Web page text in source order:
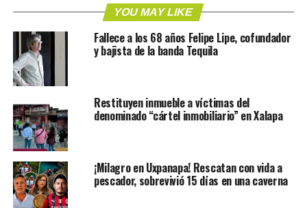
bombardeado con una sentencia repetida hasta el
“México está en crisis”. Desde algunos medios
tradicionales, opinadores de siempre y voceros del viejo
régimen, se insiste en que el país vive un colapso
institucional, una supuesta ingobernabilidad o incluso
un escenario de emergencia nacional.
Pero al margen del ruido mediático, basta mirar la
realidad cotidiana, lejos de las narrativas prefabricadas,
para comprender que México no atraviesa una crisis
nacional sino elderrumbe de un sistema político que
se resistía a perder sus privilegios.
YOU MAY LIKE
Fallece a los 68 años Felipe Lipe, cofundador
y bajista de la banda Tequila
Restituyen inmueble a víctimas del
denominado “cártel inmobiliario” en Xalapa
¡Milagro en Uxpanapa! Rescatan con vida a
pescador, sobrevivió 15 días en una caverna